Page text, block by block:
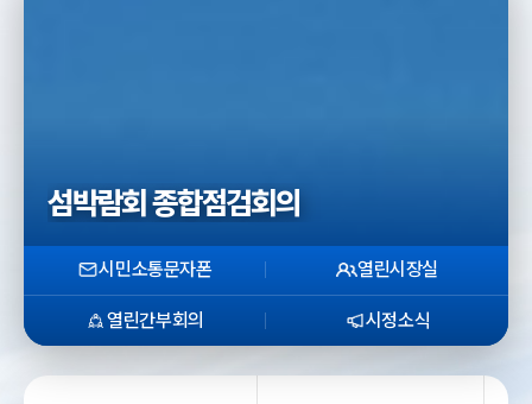
섬박람회 종합점검회의
시민소통문자폰 열린시장실
열린간부회의 시정소식